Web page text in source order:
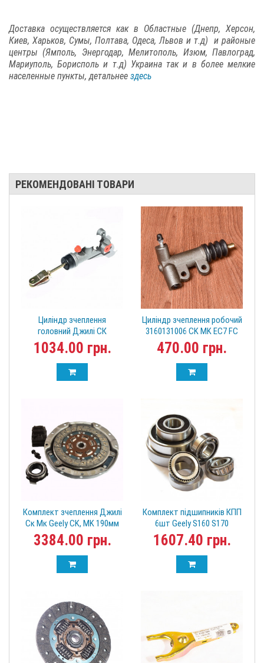
Доставка осуществляется как в Областные (Днепр, Херсон,
Киев, Харьков, Сумы, Полтава, Одеса, Львов и т.д) и районые
центры (Ямполь, Энергодар, Мелитополь, Изюм, Павлоград,
Мариуполь, Борисполь и т.д) Украина так и в более мелкие
населенные пункты, детальнее здесь
РЕКОМЕНДОВАНІ ТОВАРИ
Циліндр зчеплення
головний Джилі СК
160251018001
1034.00 грн.
Циліндр зчеплення робочий
3160131006 CK MK EC7 FC
SL Джилі
470.00 грн.
Комплект зчеплення Джилі
Ск Мк Geely CK, MK 190мм
1086001145-01
3384.00 грн.
Комплект підшипників КПП
6шт Geely S160 S170
(CK/MK/EC7) 34080181
Джилі
1607.40 грн.